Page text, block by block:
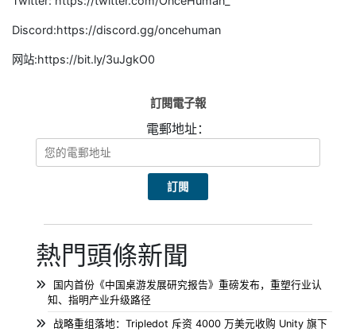
Discord:https://discord.gg/oncehuman
网站:https://bit.ly/3uJgkO0
訂閱電子報
電郵地址：
熱門頭條新聞
国内首份《中国桌游发展研究报告》重磅发布，重塑行业认
知、指明产业升级路径
战略重组落地：Tripledot 斥资 4000 万美元收购 Unity 旗下